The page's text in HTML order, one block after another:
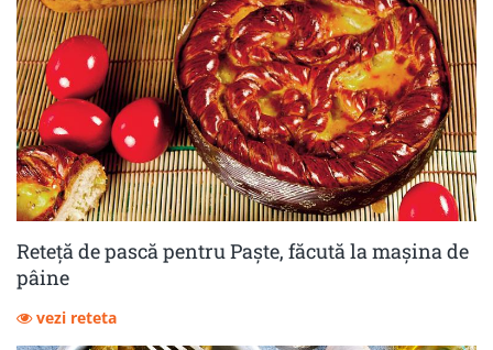
Reteță de pască pentru Paște, făcută la mașina de
pâine
vezi reteta